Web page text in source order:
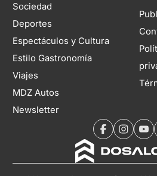
Sociedad
Deportes
Espectáculos y Cultura
Estilo Gastronomía
Viajes
MDZ Autos
Newsletter